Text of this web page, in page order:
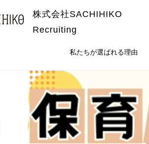
株式会社SACHIHIKO
Recruiting
私たちが選ばれる理由